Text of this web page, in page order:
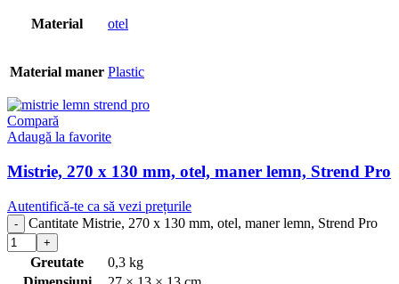
Material otel
Material maner Plastic
Compară
Adaugă la favorite
Mistrie, 270 x 130 mm, otel, maner lemn, Strend Pro
Autentifică-te ca să vezi prețurile
Cantitate Mistrie, 270 x 130 mm, otel, maner lemn, Strend Pro
Greutate
0,3 kg